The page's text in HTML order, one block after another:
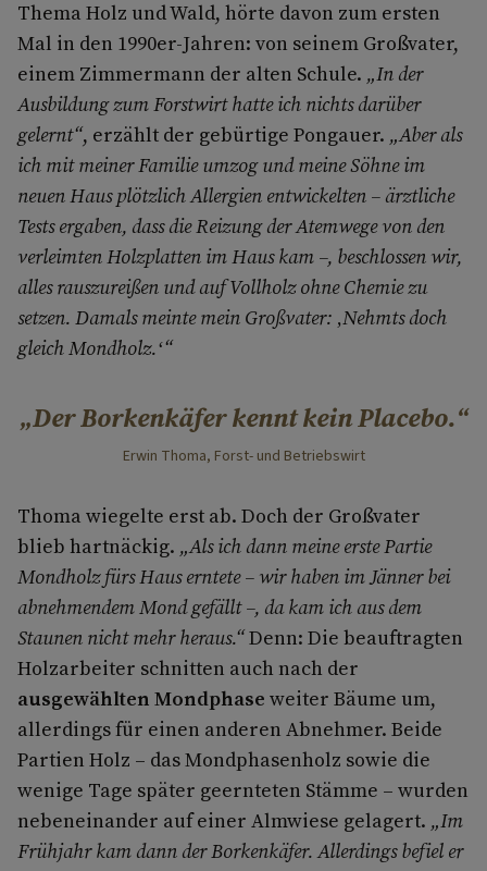
Thema Holz und Wald, hörte davon zum ersten
Mal in den 1990er-Jahren: von seinem Großvater,
einem Zimmermann der alten Schule. „In der
Ausbildung zum Forstwirt hatte ich nichts darüber
gelernt“, erzählt der gebürtige Pongauer. „Aber als
ich mit meiner Familie umzog und meine Söhne im
neuen Haus plötzlich Allergien entwickelten – ärztliche
Tests ergaben, dass die Reizung der Atemwege von den
verleimten Holzplatten im Haus kam –, beschlossen wir,
alles rauszureißen und auf Vollholz ohne Chemie zu
setzen. Damals meinte mein Großvater: ‚Nehmts doch
gleich Mondholz.‘“
Der Borkenkäfer kennt kein Placebo.
Erwin Thoma, Forst- und Betriebswirt
Thoma wiegelte erst ab. Doch der Großvater
blieb hartnäckig. „Als ich dann meine erste Partie
Mondholz fürs Haus erntete – wir haben im Jänner bei
abnehmendem Mond gefällt –, da kam ich aus dem
Staunen nicht mehr heraus.“Denn: Die beauftragten
Holzarbeiter schnitten auch nach der
ausgewählten Mondphase weiter Bäume um,
allerdings für einen anderen Abnehmer. Beide
Partien Holz – das Mondphasenholz sowie die
wenige Tage später geernteten Stämme – wurden
nebeneinander auf einer Almwiese gelagert. „Im
Frühjahr kam dann der Borkenkäfer. Allerdings befiel er